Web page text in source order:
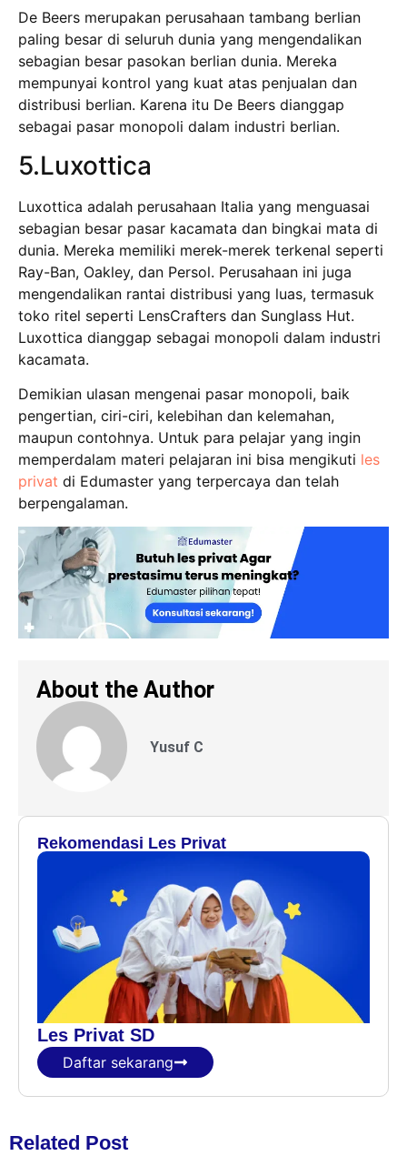
De Beers merupakan perusahaan tambang berlian
paling besar di seluruh dunia yang mengendalikan
sebagian besar pasokan berlian dunia. Mereka
mempunyai kontrol yang kuat atas penjualan dan
distribusi berlian. Karena itu De Beers dianggap
sebagai pasar monopoli dalam industri berlian.
5.Luxottica
Luxottica adalah perusahaan Italia yang menguasai
sebagian besar pasar kacamata dan bingkai mata di
dunia. Mereka memiliki merek-merek terkenal seperti
Ray-Ban, Oakley, dan Persol. Perusahaan ini juga
mengendalikan rantai distribusi yang luas, termasuk
toko ritel seperti LensCrafters dan Sunglass Hut.
Luxottica dianggap sebagai monopoli dalam industri
kacamata.
Demikian ulasan mengenai pasar monopoli, baik
pengertian, ciri-ciri, kelebihan dan kelemahan,
maupun contohnya. Untuk para pelajar yang ingin
memperdalam materi pelajaran ini bisa mengikuti les
privat di Edumaster yang terpercaya dan telah
berpengalaman.
About the Author
Yusuf C
Rekomendasi Les Privat
Les Privat SD
Daftar sekarang
Related Post